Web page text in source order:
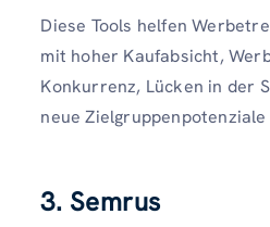
Diese Tools helfen
mit hoher Kaufabsicht,
Konkurrenz, Lücken in der
neue
3. Semrus